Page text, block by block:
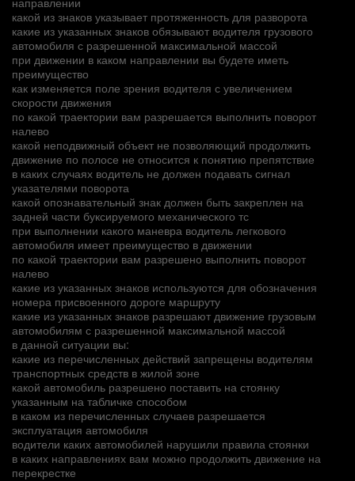
какой из знаков указывает протяженность для разворота
какие из указанных знаков обязывают водителя грузового
автомобиля с разрешенной максимальной массой
при движении в каком направлении вы будете иметь
преимущество
как изменяется поле зрения водителя с увеличением
скорости движения
по какой траектории вам разрешается выполнить поворот
налево
какой неподвижный объект не позволяющий продолжить
движение по полосе не относится к понятию препятствие
в каких случаях водитель не должен подавать сигнал
указателями поворота
какой опознавательный знак должен быть закреплен на
задней части буксируемого механического тс
при выполнении какого маневра водитель легкового
автомобиля имеет преимущество в движении
по какой траектории вам разрешено выполнить поворот
налево
какие из указанных знаков используются для обозначения
номера присвоенного дороге маршруту
какие из указанных знаков разрешают движение грузовым
автомобилям с разрешенной максимальной массой
в данной ситуации вы:
какие из перечисленных действий запрещены водителям
транспортных средств в жилой зоне
какой автомобиль разрешено поставить на стоянку
указанным на табличке способом
в каком из перечисленных случаев разрешается
эксплуатация автомобиля
водители каких автомобилей нарушили правила стоянки
в каких направлениях вам можно продолжить движение на
перекрестке